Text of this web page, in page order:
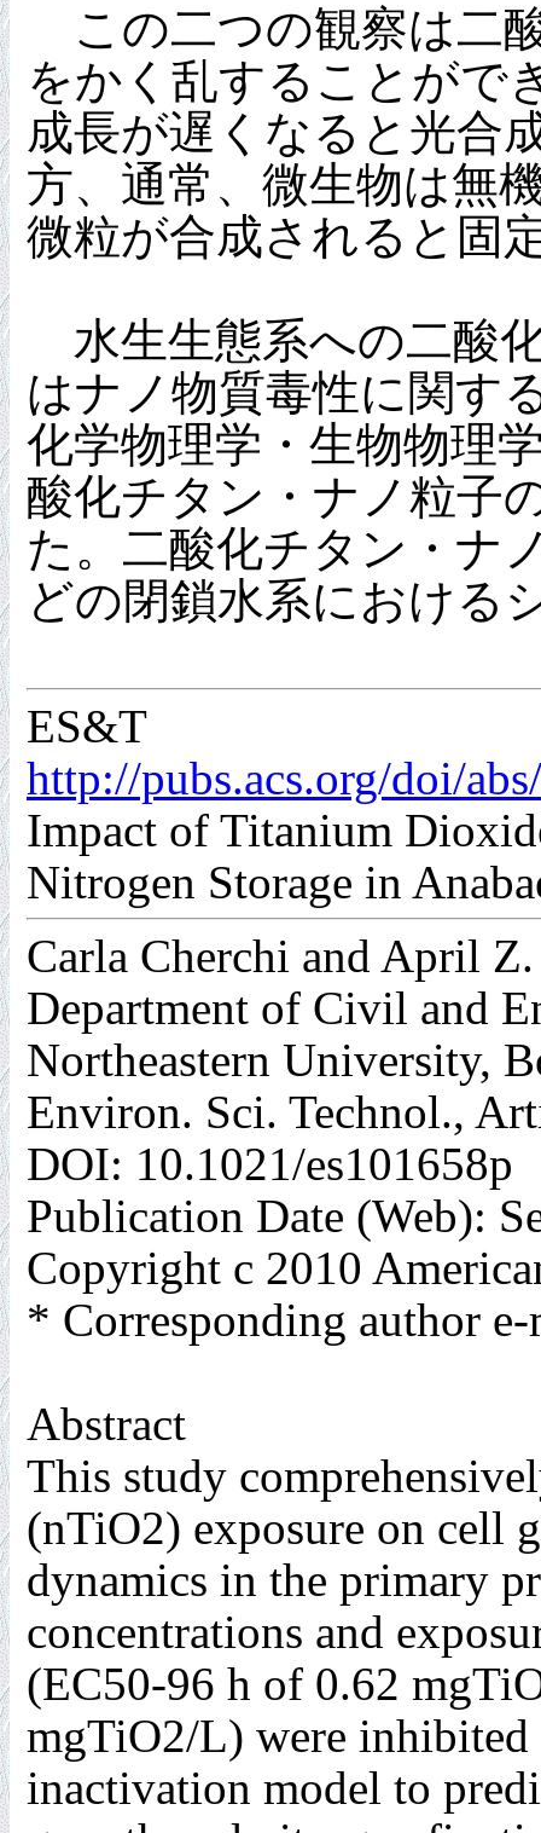
この二つの観察は二
をかく乱することがで
成長が遅くなると光合
方、通常、微生物は無
微粒が合成されると固
水生生態系への二酸
はナノ物質毒性に関す
化学物理学・生物物理
酸化チタン・ナノ粒子
た。二酸化チタン・ナ
どの閉鎖水系における
ES&T
http://pubs.acs.org/doi/
Impact of Titanium
Nitrogen Storage in
Carla Cherchi and April
Department of Civil and
Northeastern University,
Environ. Sci. Technol.,
DOI: 10.1021/es101658p
Publication Date (Web):
Copyright c 2010
* Corresponding author
Abstract
This study
(nTiO2) exposure on cell
dynamics in the primary
concentrations and
(EC50-96 h of 0.62
mgTiO2/L) were inhibited
inactivation model to